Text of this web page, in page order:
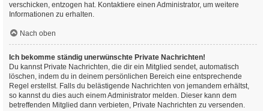
verschicken, entzogen hat. Kontaktiere einen Administrator, um weitere
Informationen zu erhalten.
Nach oben
Ich bekomme ständig unerwünschte Private Nachrichten!
Du kannst Private Nachrichten, die dir ein Mitglied sendet, automatisch
löschen, indem du in deinem persönlichen Bereich eine entsprechende
Regel erstellst. Falls du belästigende Nachrichten von jemandem erhältst,
so kannst du dies auch einem Administrator melden. Dieser kann dem
betreffenden Mitglied dann verbieten, Private Nachrichten zu versenden.